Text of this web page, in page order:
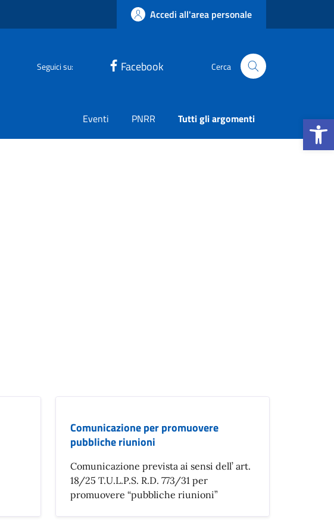
Apri la
Accedi all'area personale
Seguici su: Facebook Cerca
Eventi PNRR Tutti gli argomenti
Comunicazione per promuovere
pubbliche riunioni
Comunicazione prevista ai sensi dell’ art.
18/25 T.U.L.P.S. R.D. 773/31 per
promuovere “pubbliche riunioni”